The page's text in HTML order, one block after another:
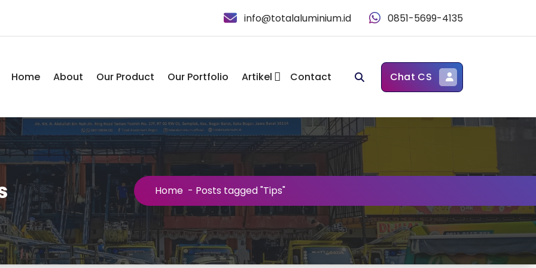
info@totalaluminium.id 0851-5699-4135
Home About Our Product Our Portfolio Artikel Contact Chat CS
Home - Posts tagged "Tips"